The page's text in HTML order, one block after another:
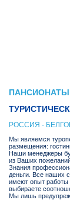
ПАНСИОНАТЫ
РОССИЯ -
Мы являемся
размещения:
Наши менеджеры
из Ваших
Знания
деньги. Все наших
имеют опыт работы
выбираете
Мы лишь